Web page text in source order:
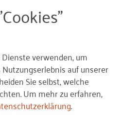
im Sustainable
Team (SBE) des
on Sustainable
(CSCP) und
Digital Zentrum
und zur
verwenden, um
auf unserer
Sie selbst, welche
Um mehr zu erfahren,
.